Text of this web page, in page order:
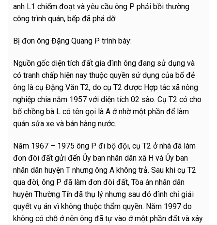
anh L1 chiếm đoạt và yêu cầu ông P phải bồi thường
công trình quán, bếp đã phá dỡ.
Bị đơn ông Đặng Quang P trình bày:
Nguồn gốc diện tích đất gia đình ông đang sử dụng và
có tranh chấp hiện nay thuộc quyền sử dụng của bố đẻ
ông là cụ Đặng Văn T2, do cụ T2 được Hợp tác xã nông
nghiệp chia năm 1957 với diện tích 02 sào. Cụ T2 có cho
bố chồng bà L có tên gọi là A ở nhờ một phần để làm
quán sửa xe và bán hàng nước.
Năm 1967 – 1975 ông P đi bộ đội, cụ T2 ở nhà đã làm
đơn đòi đất gửi đến Ủy ban nhân dân xã H và Ủy ban
nhân dân huyện T nhưng ông A không trả. Sau khi cụ T2
qua đời, ông P đã làm đơn đòi đất, Tòa án nhân dân
huyện Thường Tín đã thụ lý nhưng sau đó đình chỉ giải
quyết vụ án vì không thuộc thẩm quyền. Năm 1997 do
không có chỗ ở nên ông đã tự vào ở một phần đất và xây